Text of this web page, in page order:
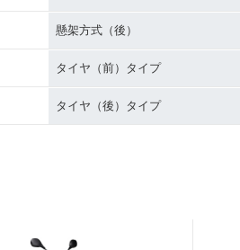
懸架方式（後）
タイヤ（前）タイプ
タイヤ（後）タイプ